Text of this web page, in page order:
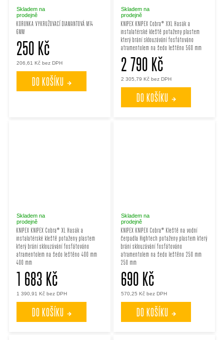
KORUNKA VYKRUŽOVACÍ DIAMANTOVÁ M14
6MM
Skladem na
prodejně
206,61 Kč bez DPH
250 Kč
DO KOŠÍKU
KNIPEX KNIPEX Cobra® XXL Hasák a
instalatérské kleště potaženy plastem
který brání sklouzávání fosfátováno
atramentolem na šedo leštěno 560 mm
Skladem na
prodejně
2 305,79 Kč bez DPH
2 790 Kč
DO KOŠÍKU
KNIPEX KNIPEX Cobra® XL Hasák a
instalatérské kleště potaženy plastem
který brání sklouzávání fosfátováno
atramentolem na šedo leštěno 400 mm
400 mm
Skladem na
prodejně
1 390,91 Kč bez DPH
1 683 Kč
DO KOŠÍKU
KNIPEX KNIPEX Cobra® Kleště na vodní
čerpadla Hightech potaženy plastem který
brání sklouzávání fosfátováno
atramentolem na šedo leštěno 250 mm
250 mm
Skladem na
prodejně
570,25 Kč bez DPH
690 Kč
DO KOŠÍKU